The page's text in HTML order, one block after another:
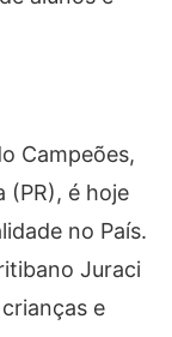
Campeões,
(PR), é hoje
no País.
Juraci
e